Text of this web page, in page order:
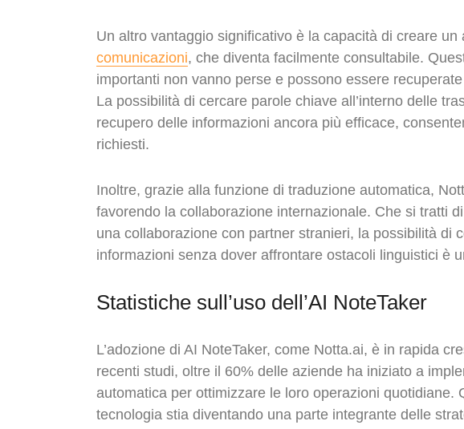
Un altro vantaggio significativo è la capacità di creare un
comunicazioni, che diventa facilmente consultabile.
importanti non vanno perse e possono essere
La possibilità di cercare parole chiave all’interno delle
recupero delle informazioni ancora più efficace,
richiesti.
Inoltre, grazie alla funzione di traduzione automatica,
favorendo la collaborazione internazionale. Che si tratti
una collaborazione con partner stranieri, la possibilità di
informazioni senza dover affrontare ostacoli linguistici è
Statistiche sull’uso dell’AI NoteTaker
L’adozione di AI NoteTaker, come Notta.ai, è in rapida
recenti studi, oltre il 60% delle aziende ha iniziato a
automatica per ottimizzare le loro operazioni quotidiane.
tecnologia stia diventando una parte integrante delle